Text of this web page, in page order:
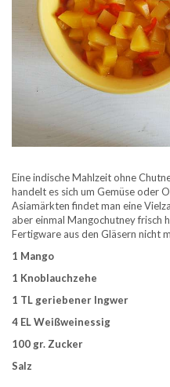
Eine indische Mahlzeit ohne
handelt es sich um Gemüse oder
Asiamärkten findet man eine
aber einmal Mangochutney frisch
Fertigware aus den Gläsern nicht
1 Mango
1 Knoblauchzehe
1 TL geriebener Ingwer
4 EL Weißweinessig
100 gr. Zucker
Salz